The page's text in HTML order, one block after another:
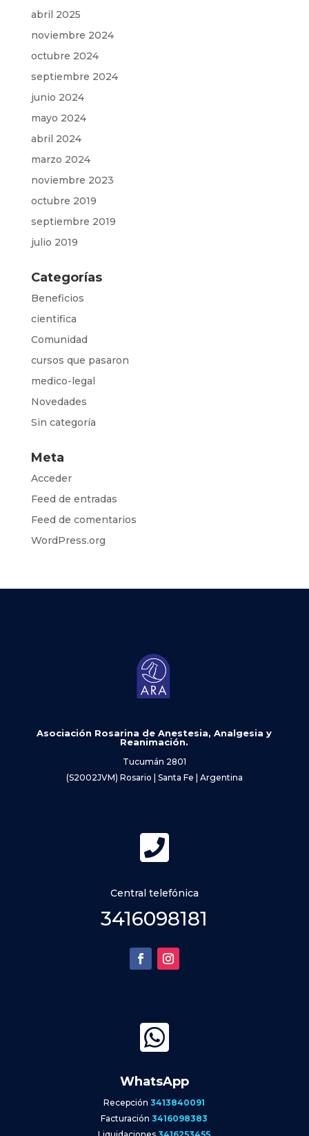
abril 2025
noviembre 2024
octubre 2024
septiembre 2024
junio 2024
mayo 2024
abril 2024
marzo 2024
noviembre 2023
octubre 2019
septiembre 2019
julio 2019
Categorías
Beneficios
cientifica
Comunidad
cursos que pasaron
medico-legal
Novedades
Sin categoría
Meta
Acceder
Feed de entradas
Feed de comentarios
WordPress.org
Asociación Rosarina de Anestesia, Analgesia y
Reanimación.
Tucumán 2801
(S2002JVM) Rosario | Santa Fe | Argentina

Central telefónica
3416098181

WhatsApp
Recepción3413840091
Facturación3416098383